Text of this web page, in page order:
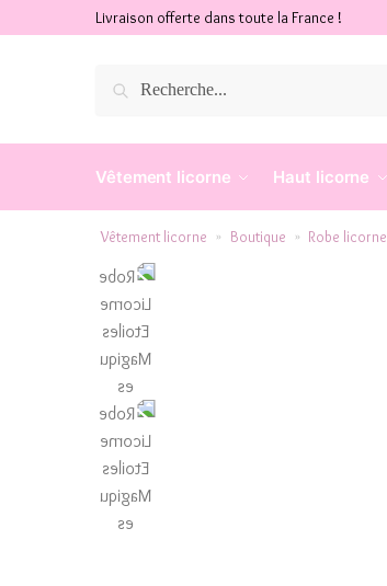
Livraison offerte dans toute la France !
Recherche
Vêtement licorne Haut licorne
Vêtement licorne » Boutique » Robe licorne